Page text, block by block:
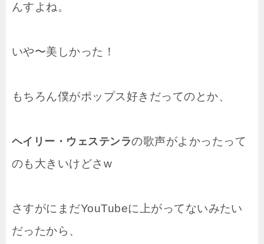
んすよね。
いや〜美しかった！
もちろん僕がポップス好きだってのとか、
ヘイリー・ウェステンラの歌声がよかったって
のも大きいけどさw
さすがにまだYouTubeに上がってないみたい
だったから、